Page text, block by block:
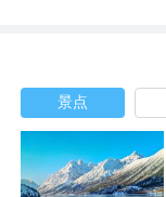
景点